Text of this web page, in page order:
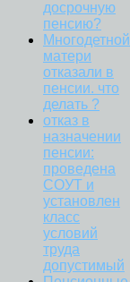
досрочную
пенсию?
Многодетной
матери
отказали в
пенсии. что
делать ?
отказ в
назначении
пенсии:
проведена
СОУТ и
установлен
класс
условий
труда
допустимый